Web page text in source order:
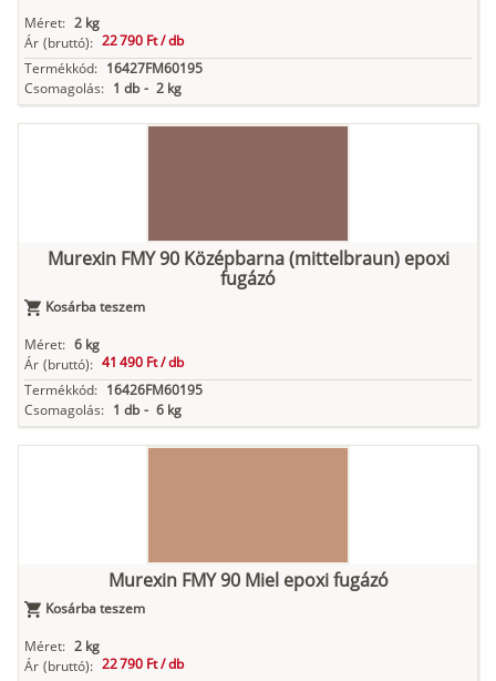
Méret: 2 kg
Ár (bruttó): 22 790 Ft /db
Termékkód: 16427FM60195
Csomagolás: 1 db - 2 kg
Murexin FMY 90 Középbarna (mittelbraun) epoxi
fugázó
Kosárba teszem
Méret: 6 kg
Ár (bruttó): 41 490 Ft /db
Termékkód: 16426FM60195
Csomagolás: 1 db - 6 kg
Murexin FMY 90 Miel epoxi fugázó
Kosárba teszem
Méret: 2 kg
Ár (bruttó): 22 790 Ft /db